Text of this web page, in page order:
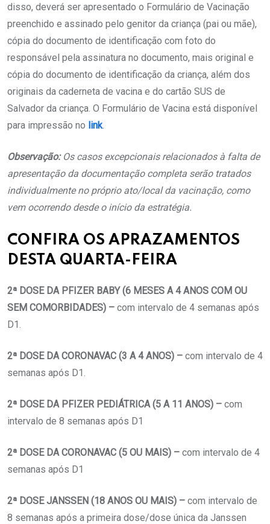
disso, deverá ser apresentado o Formulário de Vacinação
preenchido e assinado pelo genitor da criança (pai ou mãe),
cópia do documento de identificação com foto do
responsável pela assinatura no documento, mais original e
cópia do documento de identificação da criança, além dos
originais da caderneta de vacina e do cartão SUS de
Salvador da criança. O Formulário de Vacina está disponível
para impressão no link
Observação: Os casos excepcionais relacionados à falta de
apresentação da documentação completa serão tratados
individualmente no próprio ato/local da vacinação, como
vem ocorrendo desde o início da estratégia.
CONFIRA OS APRAZAMENTOS
DESTA QUARTA-FEIRA
2ª DOSE DA PFIZER BABY (6 MESES A 4 ANOS COM OU
SEM COMORBIDADES) – com intervalo de 4 semanas após
D1.
2ª DOSE DA CORONAVAC (3 A 4 ANOS) – com intervalo de 4
semanas após D1.
2ª DOSE DA PFIZER PEDIÁTRICA (5 A 11 ANOS) – com
intervalo de 8 semanas após D1
2ª DOSE DA CORONAVAC (5 OU MAIS) – com intervalo de 4
semanas após D1
2ª DOSE JANSSEN (18 ANOS OU MAIS) – com intervalo de
8 semanas após a primeira dose/dose única da Janssen